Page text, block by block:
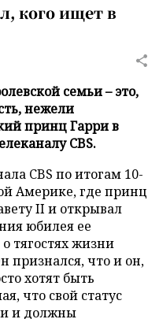
кого ищет в
семьи – это,
нежели
принц Гарри в
CBS.
CBS по итогам 10-
Америке, где принц
II и открывал
юбилея ее
тягостях жизни
признался, что и он,
хотят быть
что свой статус
и должны